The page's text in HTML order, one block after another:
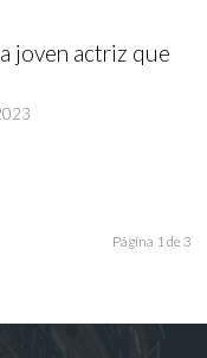
joven actriz que
Página 1 de 3